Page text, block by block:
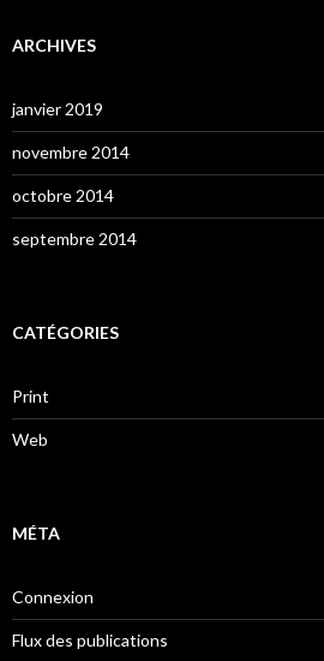
ARCHIVES
janvier 2019
novembre 2014
octobre 2014
septembre 2014
CATÉGORIES
Print
Web
MÉTA
Connexion
Flux des publications